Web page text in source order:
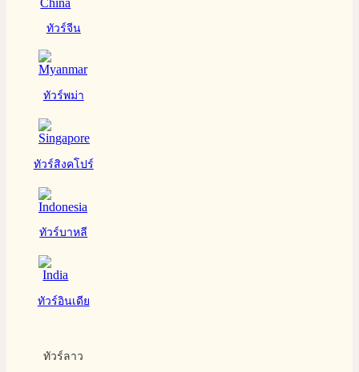
ทัวร์จีน
ทัวร์พม่า
ทัวร์สิงคโปร์
ทัวร์บาหลี
ทัวร์อินเดีย
ทัวร์ลาว